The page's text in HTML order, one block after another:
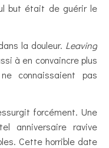
but était de guérir le
la douleur. Leaving
à en convaincre plus
connaissaient pas
forcément. Une
anniversaire ravive
Cette horrible date